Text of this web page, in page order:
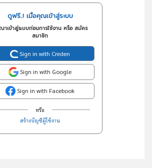
ดูฟรี..! เมื่อคุณเข้าสู่ระบบ
าเข้าสู่ระบบก่อนการใช้งาน หรือ สมัคร
สมาชิก
Sign in with Creden
Sign in with Google
Sign in with Facebook
หรือ
สร้างบัญชีผู้ใช้งาน